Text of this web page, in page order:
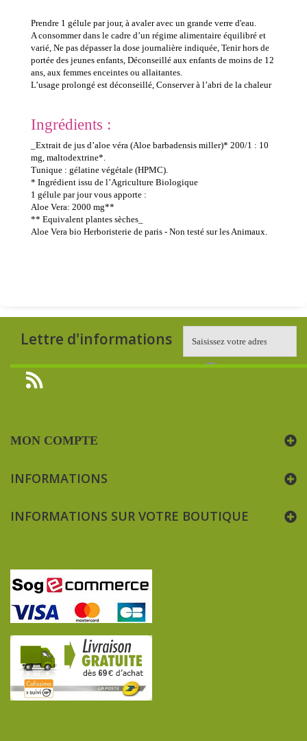
Prendre 1 gélule par jour, à avaler avec un grande verre d'eau.
A consommer dans le cadre d’un régime alimentaire équilibré et
varié, Ne pas dépasser la dose journalière indiquée, Tenir hors de
portée des jeunes enfants, Déconseillé aux enfants de moins de 12
ans, aux femmes enceintes ou allaitantes.
L’usage prolongé est déconseillé, Conserver à l’abri de la chaleur
Ingrédients :
_Extrait de jus d’aloe véra (Aloe barbadensis miller)* 200/1 : 10
mg, maltodextrine*.
Tunique : gélatine végétale (HPMC).
* Ingrédient issu de l’Agriculture Biologique
1 gélule par jour vous apporte :
Aloe Vera: 2000 mg**
** Equivalent plantes sèches_
Aloe Vera bio Herboristerie de paris - Non testé sur les Animaux.
Lettre d'informations
MON COMPTE
INFORMATIONS
INFORMATIONS SUR VOTRE BOUTIQUE